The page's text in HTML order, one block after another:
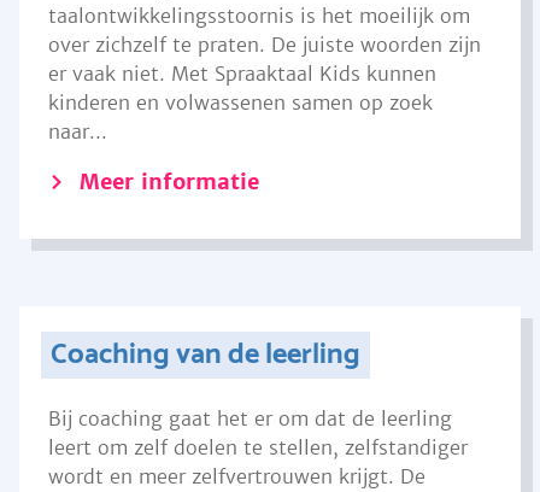
taalontwikkelingsstoornis is het moeilijk om
over zichzelf te praten. De juiste woorden zijn
er vaak niet. Met Spraaktaal Kids kunnen
kinderen en volwassenen samen op zoek
naar...
Meer informatie
Coaching van de leerling
Bij coaching gaat het er om dat de leerling
leert om zelf doelen te stellen, zelfstandiger
wordt en meer zelfvertrouwen krijgt. De